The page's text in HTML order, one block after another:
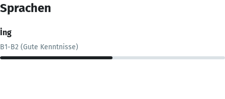
Sprachen
İng
B1-B2 (Gute Kenntnisse)